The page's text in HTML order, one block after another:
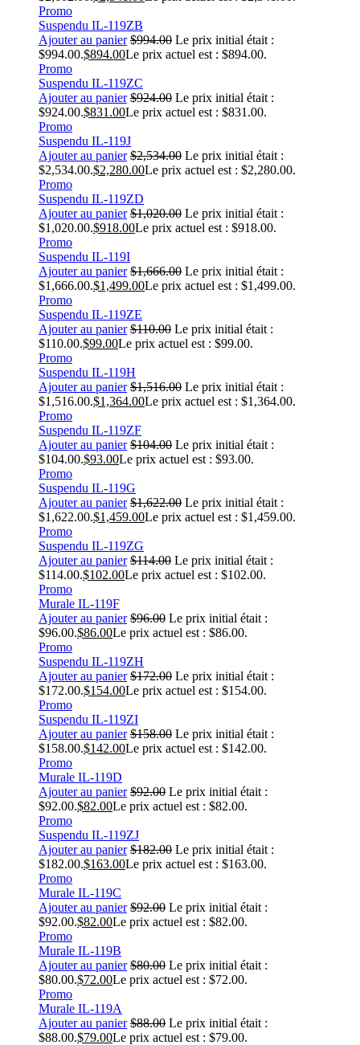
Promo
Suspendu IL-119ZB
Ajouter au panier $994.00 Le prix initial était :
$994.00.$894.00Le prix actuel est : $894.00.
Promo
Suspendu IL-119ZC
Ajouter au panier $924.00 Le prix initial était :
$924.00.$831.00Le prix actuel est : $831.00.
Promo
Suspendu IL-119J
Ajouter au panier $2,534.00 Le prix initial était :
$2,534.00.$2,280.00Le prix actuel est : $2,280.00.
Promo
Suspendu IL-119ZD
Ajouter au panier $1,020.00 Le prix initial était :
$1,020.00.$918.00Le prix actuel est : $918.00.
Promo
Suspendu IL-119I
Ajouter au panier $1,666.00 Le prix initial était :
$1,666.00.$1,499.00Le prix actuel est : $1,499.00.
Promo
Suspendu IL-119ZE
Ajouter au panier $110.00 Le prix initial était :
$110.00.$99.00Le prix actuel est : $99.00.
Promo
Suspendu IL-119H
Ajouter au panier $1,516.00 Le prix initial était :
$1,516.00.$1,364.00Le prix actuel est : $1,364.00.
Promo
Suspendu IL-119ZF
Ajouter au panier $104.00 Le prix initial était :
$104.00.$93.00Le prix actuel est : $93.00.
Promo
Suspendu IL-119G
Ajouter au panier $1,622.00 Le prix initial était :
$1,622.00.$1,459.00Le prix actuel est : $1,459.00.
Promo
Suspendu IL-119ZG
Ajouter au panier $114.00 Le prix initial était :
$114.00.$102.00Le prix actuel est : $102.00.
Promo
Murale IL-119F
Ajouter au panier $96.00 Le prix initial était :
$96.00.$86.00Le prix actuel est : $86.00.
Promo
Suspendu IL-119ZH
Ajouter au panier $172.00 Le prix initial était :
$172.00.$154.00Le prix actuel est : $154.00.
Promo
Suspendu IL-119ZI
Ajouter au panier $158.00 Le prix initial était :
$158.00.$142.00Le prix actuel est : $142.00.
Promo
Murale IL-119D
Ajouter au panier $92.00 Le prix initial était :
$92.00.$82.00Le prix actuel est : $82.00.
Promo
Suspendu IL-119ZJ
Ajouter au panier $182.00 Le prix initial était :
$182.00.$163.00Le prix actuel est : $163.00.
Promo
Murale IL-119C
Ajouter au panier $92.00 Le prix initial était :
$92.00.$82.00Le prix actuel est : $82.00.
Promo
Murale IL-119B
Ajouter au panier $80.00 Le prix initial était :
$80.00.$72.00Le prix actuel est : $72.00.
Promo
Murale IL-119A
Ajouter au panier $88.00 Le prix initial était :
$88.00.$79.00Le prix actuel est : $79.00.